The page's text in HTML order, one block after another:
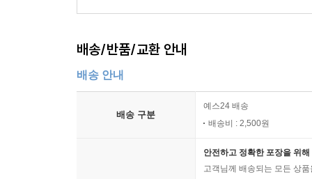
배송/반품/교환 안내
배송 안내
배송 구분
예스24 배송
배송비 : 2,500원
안전하고 정확한 포장을 위
고객님께 배송되는 모든 상